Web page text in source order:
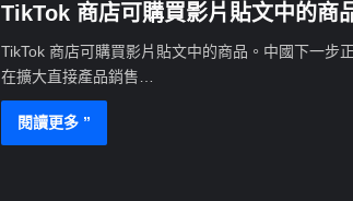
TikTok 商店可購買影片貼文中的商
TikTok 商店可購買影片貼文中的商品。中國下一步正
在擴大直接產品銷售…
閱讀更多 ”